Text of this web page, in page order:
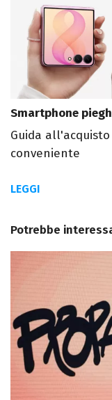
Smartphone
Guida
conveniente
LEGGI
Potrebbe